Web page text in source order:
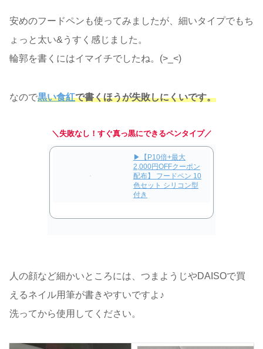
安めのフードペンも使ってみましたが、細いタイプでもち
ょっと太い&うすく感じました。
輪郭を書くにはイマイチでしたね。(>_<)
なので黒い食紅で書くほうが失敗しにくいです。
＼失敗なし！すぐ真っ黒にできるペンタイプ／
▶【P10倍+最大
2,000円OFFクーポン
配布】 フードペン 10
色セット シリコン型
付き
人の顔など細かいところには、つまようじやDAISOで買
えるネイル用筆が書きやすいですよ♪
洗ってから使用してください。